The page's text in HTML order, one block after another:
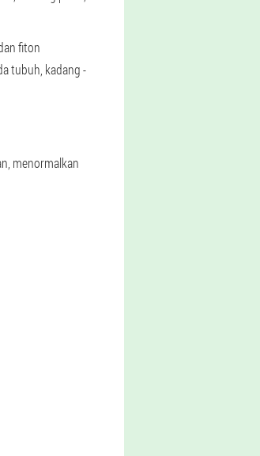
fiton
tubuh, kadang -
menormalkan